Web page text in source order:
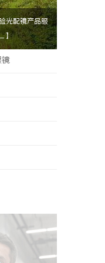
光配镜产品服
】
镜